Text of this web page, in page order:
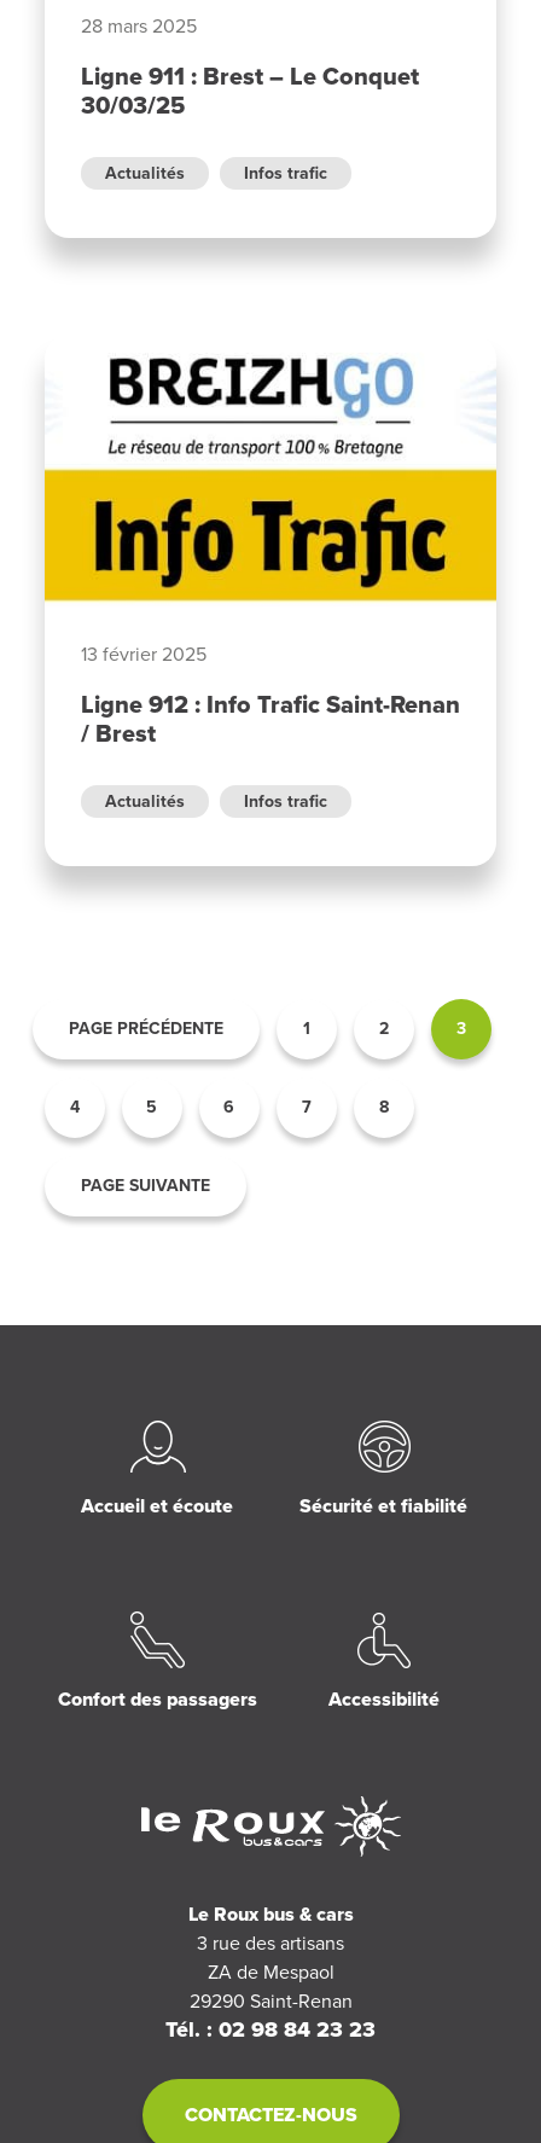
28 mars 2025
Ligne 911 : Brest – Le Conquet
30/03/25
Actualités Infos trafic
13 février 2025
Ligne 912 : Info Trafic Saint-Renan
/ Brest
Actualités Infos trafic
PAGE PRÉCÉDENTE 1 2 3
4 5 6 7 8
PAGE SUIVANTE
Accueil et écoute Sécurité et fiabilité
Confort des passagers Accessibilité
Le Roux bus & cars
3 rue des artisans
ZA de Mespaol
29290 Saint-Renan
Tél. : 02 98 84 23 23
CONTACTEZ-NOUS